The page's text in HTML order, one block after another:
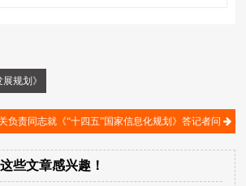
规划》
负责同志就《“十四五”国家信息化规划》答记者问
些文章感兴趣！